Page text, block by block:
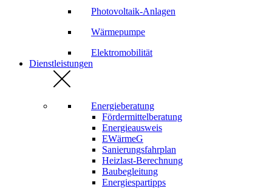
Photovoltaik-Anlagen
Wärmepumpe
Elektromobilität
Dienstleistungen
Energieberatung
Fördermittelberatung
Energieausweis
EWärmeG
Sanierungsfahrplan
Heizlast-Berechnung
Baubegleitung
Energiespartipps